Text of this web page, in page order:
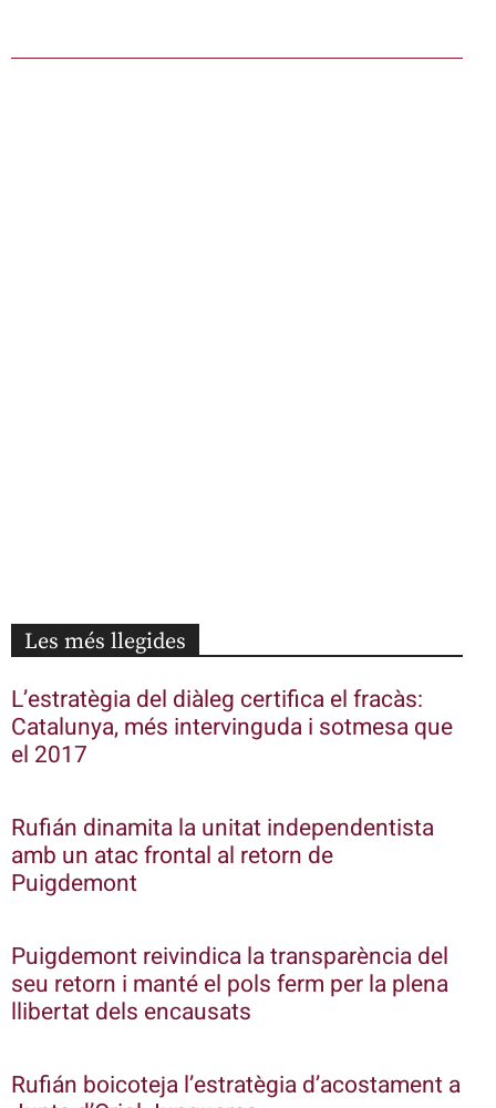
Les més llegides
L’estratègia del diàleg certifica el fracàs:
Catalunya, més intervinguda i sotmesa que
el 2017
Rufián dinamita la unitat independentista
amb un atac frontal al retorn de
Puigdemont
Puigdemont reivindica la transparència del
seu retorn i manté el pols ferm per la plena
llibertat dels encausats
Rufián boicoteja l’estratègia d’acostament a